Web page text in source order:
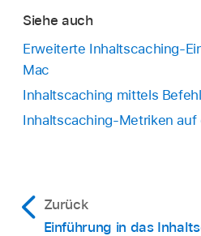
Siehe auch
Erweiterte Inhaltscaching-
Mac
Inhaltscaching mittels
Inhaltscaching-Metriken auf
Zurück
Einführung in das